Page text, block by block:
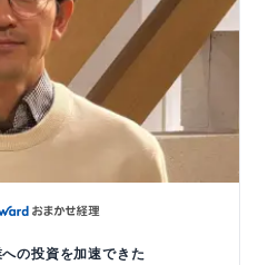
の投資を加速できた